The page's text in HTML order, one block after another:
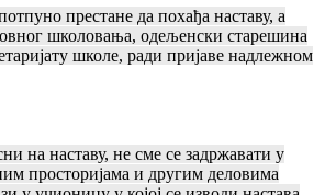
престане да похађа наставу, а
школовања, одељенски старешина
школе, ради пријаве надлежном
на наставу, не сме се задржавати у
просторијама и другим деловима